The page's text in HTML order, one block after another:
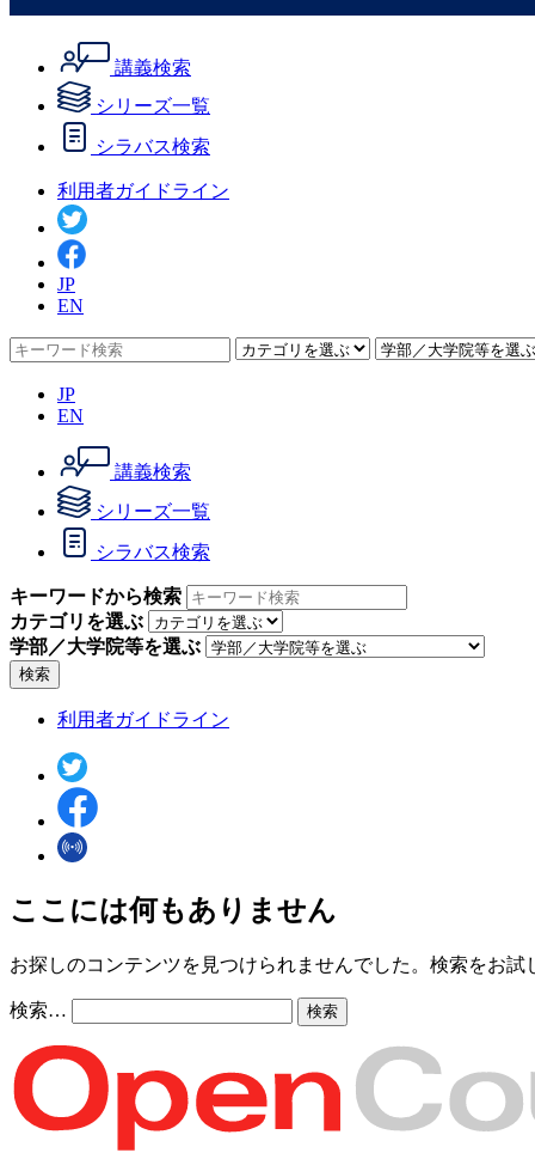
講義検索
シリーズ一覧
シラバス検索
利用者ガイドライン
JP
EN
JP
EN
講義検索
シリーズ一覧
シラバス検索
キーワードから検索
カテゴリを選ぶ
学部／大学院等を選ぶ
検索
利用者ガイドライン
ここには何もありません
お探しのコンテンツを見つけられませんでした。検索をお試
検索…